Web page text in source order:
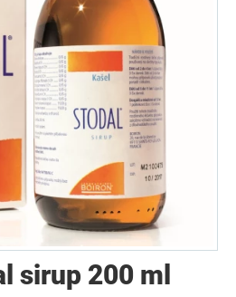
sirup 200 ml